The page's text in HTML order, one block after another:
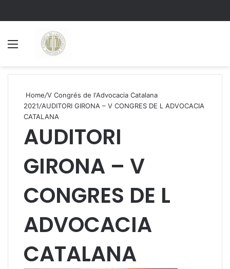
Home/V Congrés de l'Advocacia Catalana
2021/AUDITORI GIRONA – V CONGRES DE L ADVOCACIA
CATALANA
AUDITORI
GIRONA – V
CONGRES DE L
ADVOCACIA
CATALANA